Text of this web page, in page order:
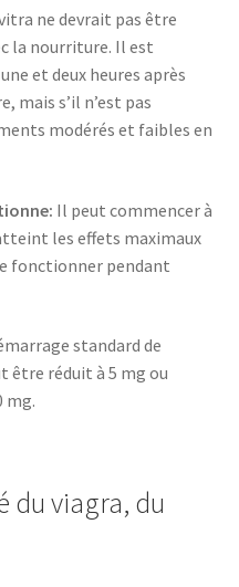
ne devrait pas être
la nourriture. Il est
et deux heures après
mais s’il n’est pas
modérés et faibles en
Il peut commencer à
les effets maximaux
fonctionner pendant
standard de
être réduit à 5 mg ou
mg.
du viagra, du